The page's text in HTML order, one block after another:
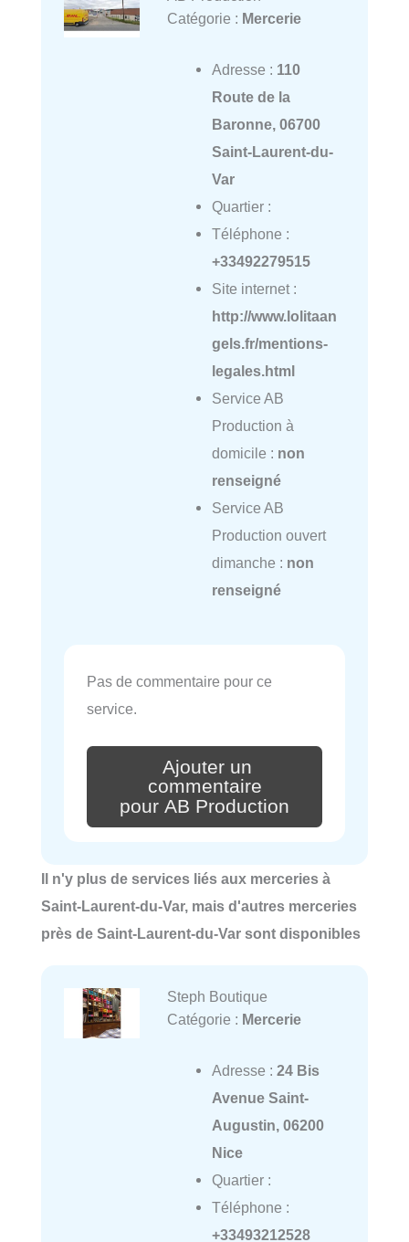
Catégorie : Mercerie
Adresse : 110
Route de la
Baronne, 06700
Saint-Laurent-du-
Var
Quartier :
Téléphone :
+33492279515
Site internet :
http://www.lolitaan
gels.fr/mentions-
legales.html
Service AB
Production à
domicile : non
renseigné
Service AB
Production ouvert
dimanche : non
renseigné
Pas de commentaire pour ce
service.
Ajouter un
commentaire
pour AB Production
Il n'y plus de services liés aux merceries à
Saint-Laurent-du-Var, mais d'autres merceries
près de Saint-Laurent-du-Var sont disponibles
Steph Boutique
Catégorie : Mercerie
Adresse : 24 Bis
Avenue Saint-
Augustin, 06200
Nice
Quartier :
Téléphone :
+33493212528